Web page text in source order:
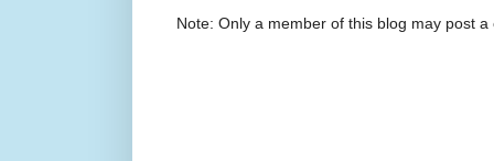
Note: Only a member of this blog may post a